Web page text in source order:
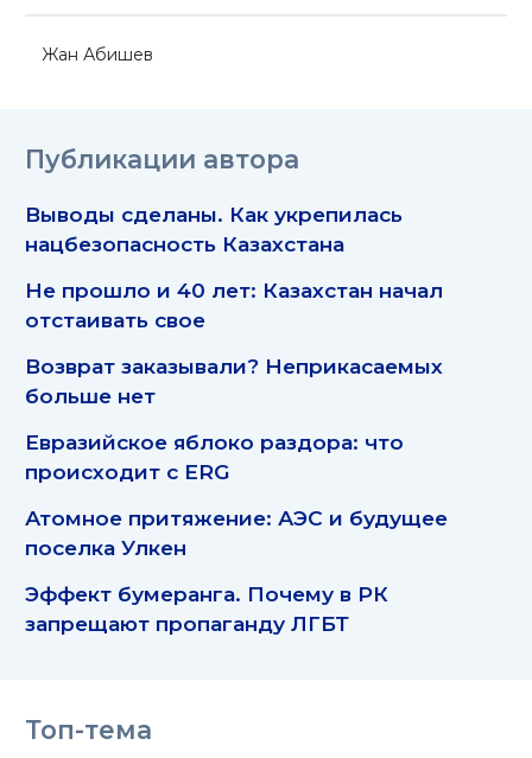
Жан Абишев
Публикации автора
Выводы сделаны. Как укрепилась
нацбезопасность Казахстана
Не прошло и 40 лет: Казахстан начал
отстаивать свое
Возврат заказывали? Неприкасаемых
больше нет
Евразийское яблоко раздора: что
происходит с ERG
Атомное притяжение: АЭС и будущее
поселка Улкен
Эффект бумеранга. Почему в РК
запрещают пропаганду ЛГБТ
Топ-тема